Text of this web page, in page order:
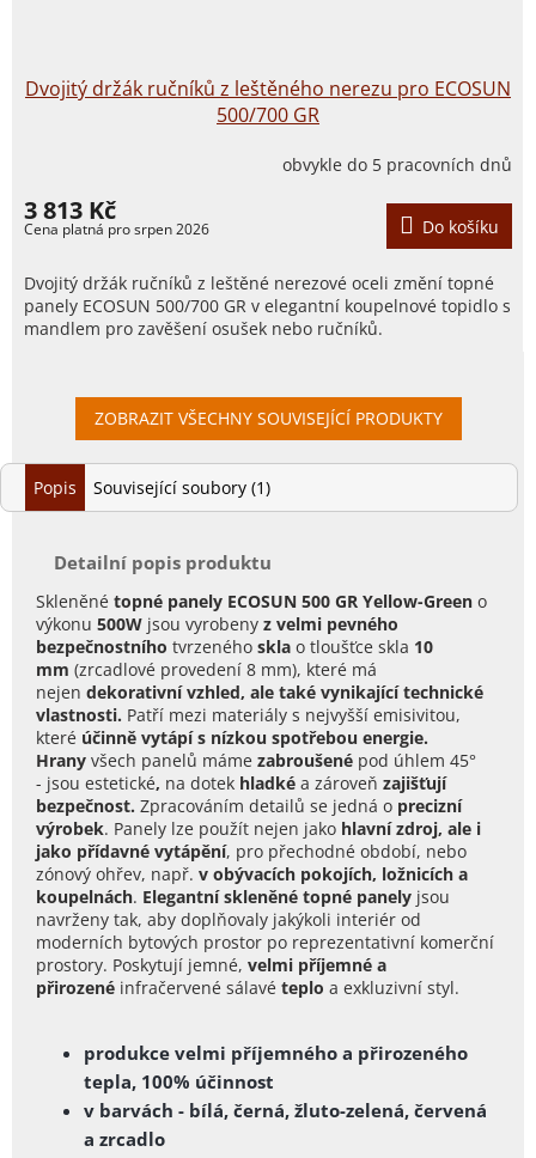
Dvojitý držák ručníků z leštěného nerezu pro ECOSUN
500/700 GR
obvykle do 5 pracovních dnů
3 813 Kč
Do košíku
Dvojitý držák ručníků z leštěné nerezové oceli změní topné
panely ECOSUN 500/700 GR v elegantní koupelnové topidlo s
mandlem pro zavěšení osušek nebo ručníků.
ZOBRAZIT VŠECHNY SOUVISEJÍCÍ PRODUKTY
Popis Související soubory (1)
Detailní popis produktu
Skleněné topné panely ECOSUN 500 GR Yellow-Green o
výkonu 500W jsou vyrobeny z velmi pevného
bezpečnostního tvrzeného skla o tloušťce skla 10
mm (zrcadlové provedení 8 mm), které má
nejen dekorativní vzhled, ale také vynikající technické
vlastnosti. Patří mezi materiály s nejvyšší emisivitou,
které účinně vytápí s nízkou spotřebou energie.
Hrany všech panelů máme zabroušené pod úhlem 45°
- jsou estetické, na dotek hladké a zároveň zajišťují
bezpečnost. Zpracováním detailů se jedná o precizní
výrobek. Panely lze použít nejen jako hlavní zdroj, ale i
jako přídavné vytápění, pro přechodné období, nebo
zónový ohřev, např. v obývacích pokojích, ložnicích a
koupelnách. Elegantní skleněné topné panely jsou
navrženy tak, aby doplňovaly jakýkoli interiér od
moderních bytových prostor po reprezentativní komerční
prostory. Poskytují jemné, velmi příjemné a
přirozené infračervené sálavé teplo a exkluzivní styl.
produkce velmi příjemného a přirozeného
tepla, 100% účinnost
v barvách - bílá, černá, žluto-zelená, červená
a zrcadlo